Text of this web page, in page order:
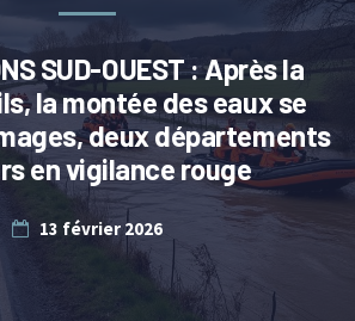
SUD-OUEST : Après la
la montée des eaux se
deux départements
en vigilance rouge
13 février 2026